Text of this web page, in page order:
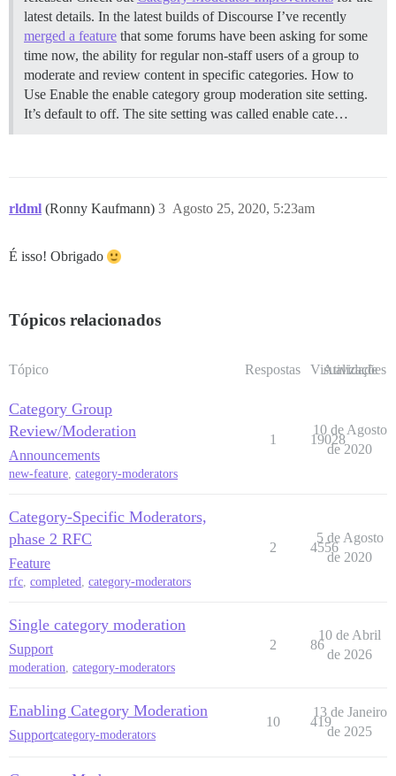
latest details. In the latest builds of Discourse I’ve recently
merged a feature that some forums have been asking for some
time now, the ability for regular non-staff users of a group to
moderate and review content in specific categories. How to
Use Enable the enable category group moderation site setting.
It’s default to off. The site setting was called enable cate…
rldml (Ronny Kaufmann) Agosto 25, 2020, 5:23am
3
É isso! Obrigado
Tópicos relacionados
Tópico Respostas Visualizações
Atividade
Category Group
Review/Moderation
Announcements
new-feature category-moderators
1 19028
10 de Agosto
de 2020
Category-Specific Moderators,
phase 2 RFC
Feature
rfc completed category-moderators
2 4556
5 de Agosto
de 2020
Single category moderation
Support
moderation category-moderators
2 86
10 de Abril
de 2026
Enabling Category Moderation
Supportcategory-moderators
10 419
13 de Janeiro
de 2025